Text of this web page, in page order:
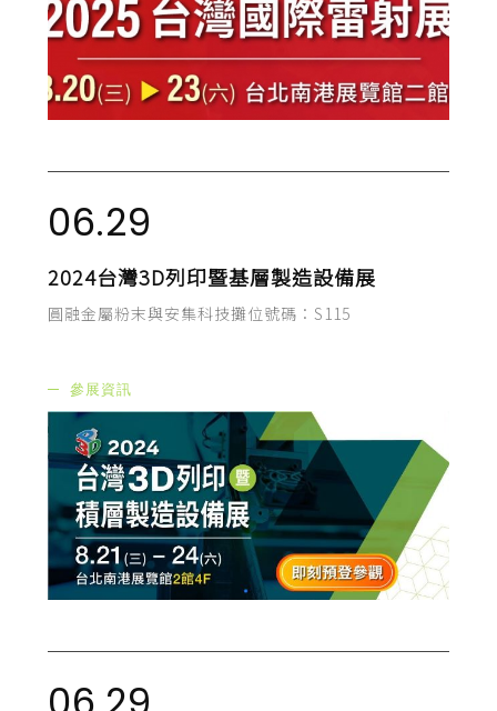
06.29
2024台灣3D列印暨基層製造設備展
圓融金屬粉末與安集科技攤位號碼：S115
參展資訊